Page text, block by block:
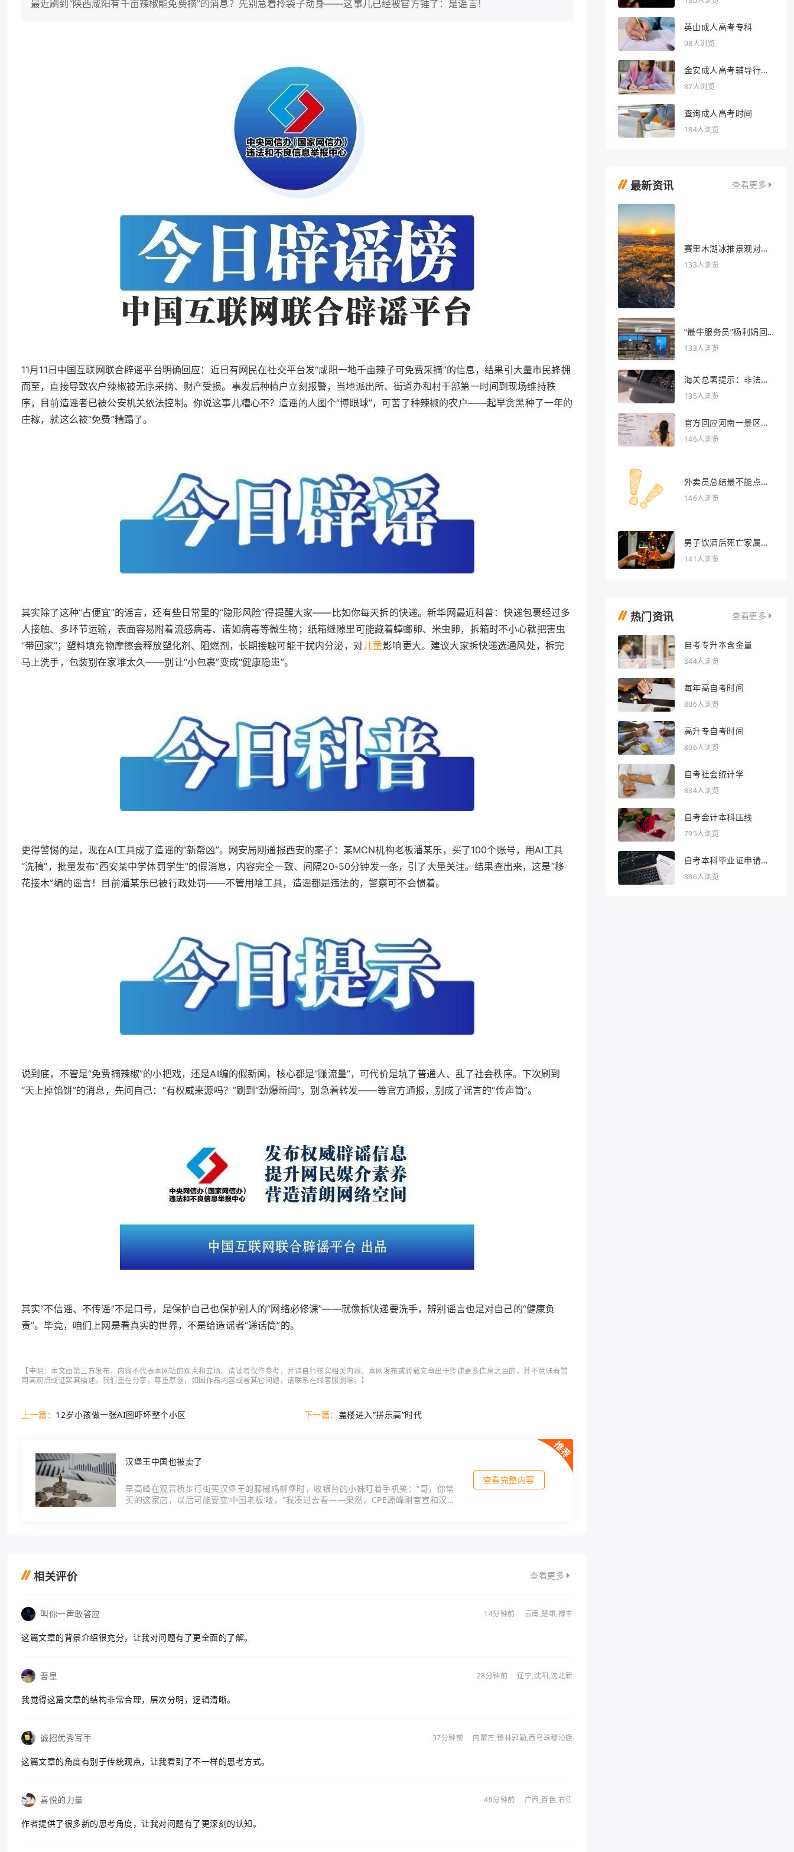
最近刷到“陕西咸阳有千亩辣椒能免费摘”的消息？先别急着拎袋子动身——这事儿已经被官方锤了：是谣言！
11月11日中国互联网联合辟谣平台明确回应：近日有网民在社交平台发“咸阳一地千亩辣子可免费采摘”的信息，结果引大量市民蜂拥
而至，直接导致农户辣椒被无序采摘、财产受损。事发后种植户立刻报警，当地派出所、街道办和村干部第一时间到现场维持秩
序，目前造谣者已被公安机关依法控制。你说这事儿糟心不？造谣的人图个“博眼球”，可苦了种辣椒的农户——起早贪黑种了一年的
庄稼，就这么被“免费”糟蹋了。
其实除了这种“占便宜”的谣言，还有些日常里的“隐形风险”得提醒大家——比如你每天拆的快递。新华网最近科普：快递包裹经过多
人接触、多环节运输，表面容易附着流感病毒、诺如病毒等微生物；纸箱缝隙里可能藏着蟑螂卵、米虫卵，拆箱时不小心就把害虫
“带回家”；塑料填充物摩擦会释放塑化剂、阻燃剂，长期接触可能干扰内分泌，对儿童影响更大。建议大家拆快递选通风处，拆完
马上洗手，包装别在家堆太久——别让“小包裹”变成“健康隐患”。
更得警惕的是，现在AI工具成了造谣的“新帮凶”。网安局刚通报西安的案子：某MCN机构老板潘某乐，买了100个账号，用AI工具
“洗稿”，批量发布“西安某中学体罚学生”的假消息，内容完全一致、间隔20-50分钟发一条，引了大量关注。结果查出来，这是“移
花接木”编的谣言！目前潘某乐已被行政处罚——不管用啥工具，造谣都是违法的，警察可不会惯着。
说到底，不管是“免费摘辣椒”的小把戏，还是AI编的假新闻，核心都是“赚流量”，可代价是坑了普通人、乱了社会秩序。下次刷到
“天上掉馅饼”的消息，先问自己：“有权威来源吗？”刷到“劲爆新闻”，别急着转发——等官方通报，别成了谣言的“传声筒”。
其实“不信谣、不传谣”不是口号，是保护自己也保护别人的“网络必修课”——就像拆快递要洗手，辨别谣言也是对自己的“健康负
责”。毕竟，咱们上网是看真实的世界，不是给造谣者“递话筒”的。
【申明：本文由第三方发布，内容不代表本网站的观点和立场。请读者仅作参考，并请自行核实相关内容。本网发布或转载文章出于传递更多信息之目的，并不意味着赞
同其观点或证实其描述。我们重在分享，尊重原创，如因作品内容或者其它问题，请联系在线客服删除。】
上一篇： 12岁小孩做一张AI图吓坏整个小区 下一篇： 盖楼进入“拼乐高”时代
汉堡王中国也被卖了
早高峰在观音桥步行街买汉堡王的藤椒鸡柳堡时，收银台的小妹盯着手机笑：“哥，你常
买的这家店，以后可能要变‘中国老板’喽。”我凑过去看——果然，CPE源峰刚官宣和汉堡
查看完整内容
相关评价 查看更多
叫你一声敢答应 14分钟前 云南,楚雄,禄丰
这篇文章的背景介绍很充分，让我对问题有了更全面的了解。
吾皇 28分钟前 辽宁,沈阳,沈北新
我觉得这篇文章的结构非常合理，层次分明，逻辑清晰。
诚招优秀写手 37分钟前 内蒙古,锡林郭勒,西乌珠穆沁旗
这篇文章的角度有别于传统观点，让我看到了不一样的思考方式。
喜悦的力量 40分钟前 广西,百色,右江
作者提供了很多新的思考角度，让我对问题有了更深刻的认知。
英山成人高考专科
98人浏览
金安成人高考辅导行业
的文章
87人浏览
查询成人高考时间
184人浏览
最新资讯 查看更多
赛里木湖冰推景观对我
眼睛很好
133人浏览
“最牛服务员”杨利娟回
归海底捞
133人浏览
海关总署提示：非法引
入异宠将被处罚
135人浏览
官方回应河南一景区推
出虎景房
146人浏览
外卖员总结最不能点的
外卖
146人浏览
男子饮酒后死亡家属索
赔36万被驳回
141人浏览
热门资讯 查看更多
自考专升本含金量
844人浏览
每年高自考时间
806人浏览
高升专自考时间
806人浏览
自考社会统计学
834人浏览
自考会计本科压线
795人浏览
自考本科毕业证申请条
件
836人浏览